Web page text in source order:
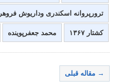
ترورپروانه اسکندری وداریوش فروهر
کشتار ۱۳۶۷ محمد جعفرپوینده
→ مقاله قبلی